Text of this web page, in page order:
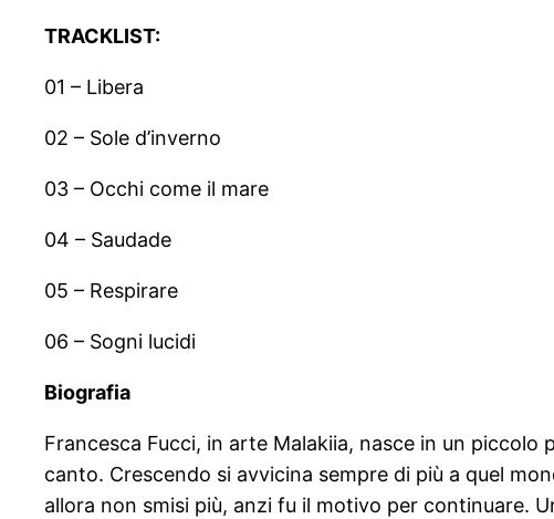
TRACKLIST:
01 – Libera
02 – Sole d’inverno
03 – Occhi come il mare
04 – Saudade
05 – Respirare
06 – Sogni lucidi
Biografia
Francesca Fucci, in arte Malakiia, nasce in un
canto. Crescendo si avvicina sempre di più a quel
allora non smisi più, anzi fu il motivo per continuare.